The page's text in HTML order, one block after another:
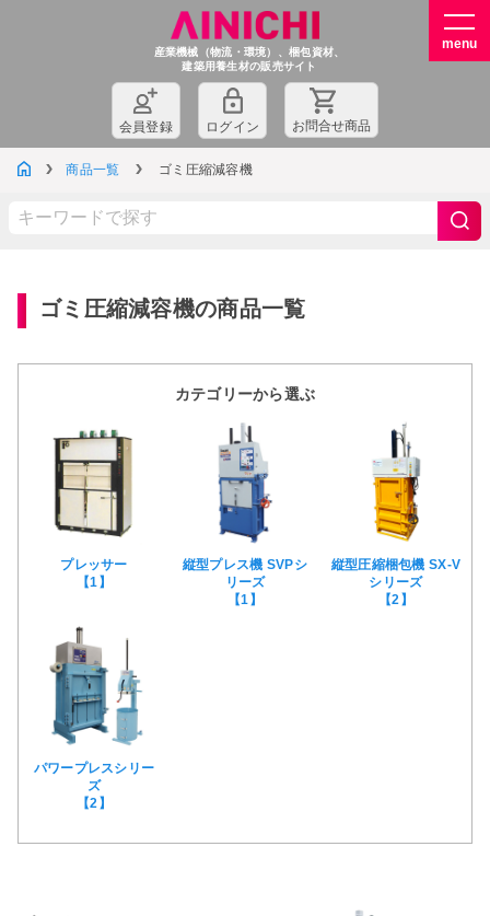
産業機械（物流・環境）、梱包資材、
建築用養生材の販売サイト
会員登録 ログイン お問合せ商品
商品一覧 ゴミ圧縮減容機
ゴミ圧縮減容機の商品一覧
カテゴリーから選ぶ
プレッサー
【1】
縦型プレス機 SVPシ
リーズ
【1】
縦型圧縮梱包機 SX-V
シリーズ
【2】
パワープレスシリー
ズ
【2】